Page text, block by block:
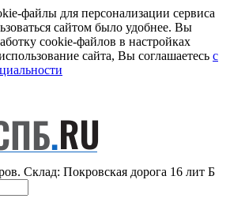
файлы для персонализации сервиса
сайтом было удобнее. Вы
cookie-файлов в настройках
сайта, Вы соглашаетесь c
Склад: Покровская дорога 16 лит Б